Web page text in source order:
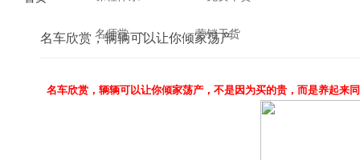
名师堂 营销干货
名车欣赏，辆辆可以让你倾家荡产
名车欣赏，辆辆可以让你倾家荡产，不是因为买的贵，而是养起来